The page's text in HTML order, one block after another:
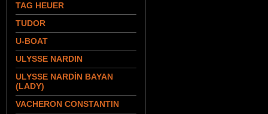
TAG HEUER
TUDOR
U-BOAT
ULYSSE NARDIN
ULYSSE NARDİN BAYAN
(LADY)
VACHERON CONSTANTIN